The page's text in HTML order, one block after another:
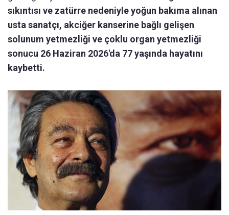
sıkıntısı ve zatürre nedeniyle yoğun bakıma alınan
usta sanatçı, akciğer kanserine bağlı gelişen
solunum yetmezliği ve çoklu organ yetmezliği
sonucu 26 Haziran 2026'da 77 yaşında hayatını
kaybetti.